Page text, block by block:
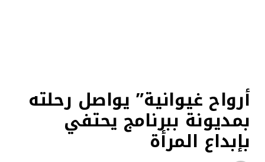
أرواح غيوانية” يواصل رحلته
بمديونة ببرنامج يحتفي
بإبداع المرأة